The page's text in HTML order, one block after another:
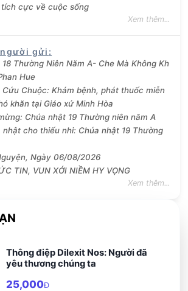
cực về cuộc sống
Xem thêm...
gửi :
Thường Niên Năm A- Che Mà Không Kh
Hue
Cứu Chuộc: Khám bệnh, phát thuốc miễn
khăn tại Giáo xứ Minh Hòa
Chúa nhật 19 Thường niên năm A
nhật cho thiếu nhi: Chúa nhật 19 Thường
Ngày 06/08/2026
TIN, VUN XỚI NIỀM HY VỌNG
Xem thêm...
Thông điệp Dilexit Nos: Người đã
yêu thương chúng ta
25,000Đ